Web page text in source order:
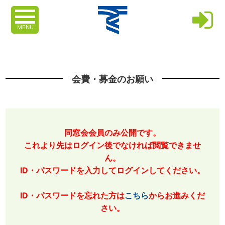
MENU
会費・募金のお願い
同窓会会員のみ公開です。
これより先はログイン後でなければ閲覧できませ
ん。
ID・パスワードを入力してログインしてください。
ID・パスワードを忘れた方はこちらからお進みくだ
さい。